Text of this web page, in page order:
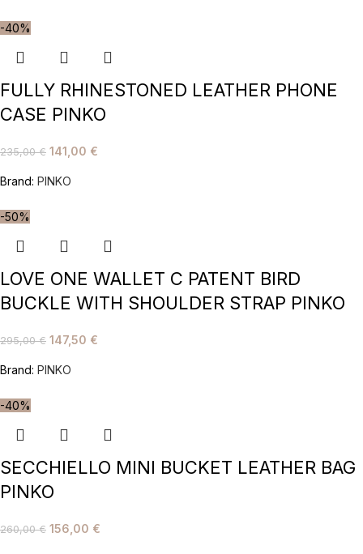
-40%
FULLY RHINESTONED LEATHER PHONE
CASE PINKO
235,00€ 141,00 €
Brand: PINKO
-50%
LOVE ONE WALLET C PATENT BIRD
BUCKLE WITH SHOULDER STRAP PINKO
295,00€ 147,50 €
Brand: PINKO
-40%
SECCHIELLO MINI BUCKET LEATHER BAG
PINKO
260,00€ 156,00 €